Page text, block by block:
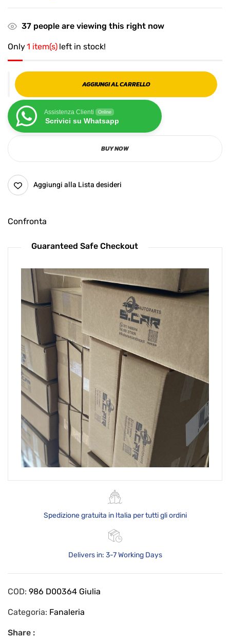
37 people are viewing this right now
Only1 item(s) left in stock!
AGGIUNGI AL CARRELLO
Assistenza Clienti Online
Scrivici su Whatsapp
BUY NOW
Aggiungi alla Lista desideri
Confronta
Guaranteed Safe Checkout
Spedizione gratuita in Italia per tutti gli ordini
Delivers in: 3-7 Working Days
COD: 986 D00364 Giulia
Categoria: Fanaleria
Share :